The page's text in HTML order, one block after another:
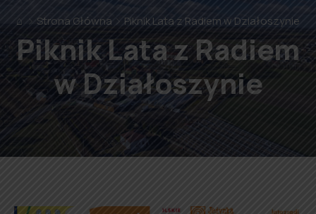
⌂ Strona Główna Piknik Lata z Radiem w Działoszynie
Piknik Lata z Radiem
w Działoszynie